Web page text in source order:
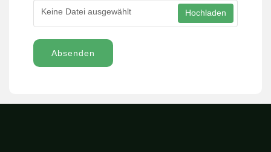
Keine Datei ausgewählt Hochladen
Absenden